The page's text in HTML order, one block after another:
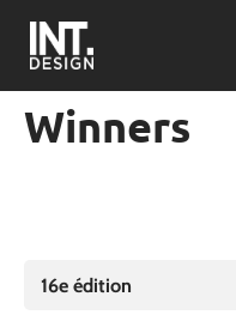
Winners
16e édition